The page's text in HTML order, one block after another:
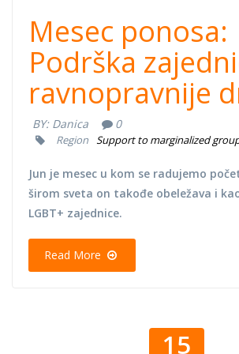
Mesec ponosa:
Podrška
ravnopravnije
BY: Danica 0
Region Support to marginalized
Jun je mesec u kom se radujemo
širom sveta on takođe obeležava i
LGBT+ zajednice.
Read More
15